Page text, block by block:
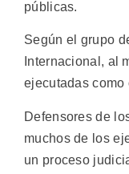
públicas.
Según el grupo
Internacional, al
ejecutadas
Defensores de
muchos de los
un proceso